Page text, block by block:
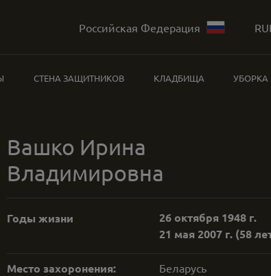
Российская Федерация
СТЕНА ЗАЩИТНИКОВ КЛАДБИЩА
Вашко Ирина
Владимировна
Годы жизни
26 октября 1948 г.
21 мая 2007 г. (58
Место захоронения: Беларусь